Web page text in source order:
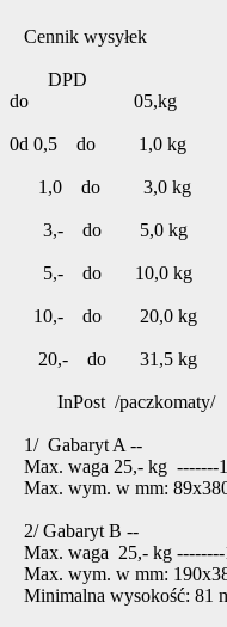
Cennik wysyłek
DPD
do 05,kg
0d 0,5 do 1,0 kg
1,0 do 3,0 kg
3,- do 5,0 kg
5,- do 10,0 kg
10,- do 20,0 kg
20,- do 31,5 kg
InPost /paczkomaty/
1/ Gabaryt A --
Max. waga 25,- kg -------
Max. wym. w mm:
2/ Gabaryt B --
Max. waga 25,- kg --------
Max. wym. w mm:
Minimalna wysokość: 81